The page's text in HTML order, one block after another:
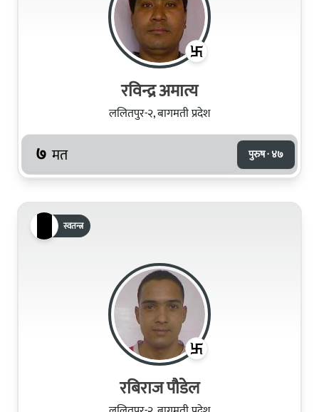
रविन्द्र अमात्य
ललितपुर-२, बागमती प्रदेश
७ मत पुरुष · ४७
स्वतन्त्र
रबिराज पौडेल